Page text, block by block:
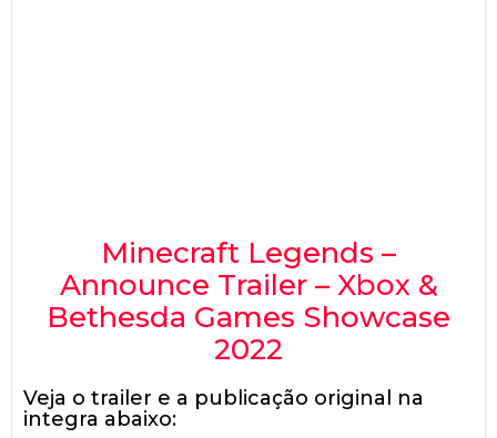
Minecraft Legends –
Announce Trailer – Xbox &
Bethesda Games Showcase
2022
Veja o trailer e a publicação original na
integra abaixo: